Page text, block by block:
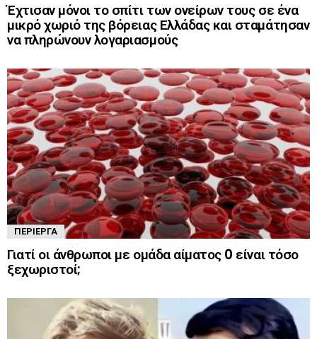
Έχτισαν μόνοι το σπίτι των ονείρων τους σε ένα
μικρό χωριό της βόρειας Ελλάδας και σταμάτησαν
να πληρώνουν λογαριασμούς
ΠΕΡΊΕΡΓΑ
Γιατί οι άνθρωποι με ομάδα αίματος 0 είναι τόσο
ξεχωριστοί;